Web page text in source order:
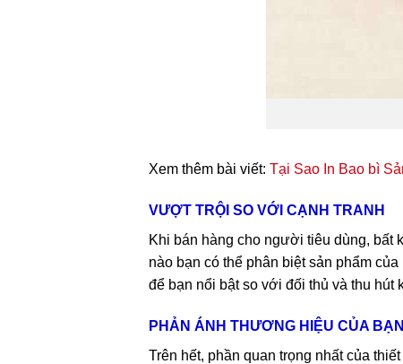
Xem thêm bài viết:Tại Sao In Bao bì
VƯỢT TRỘI SO VỚI CẠNH TRANH
Khi bán hàng cho người tiêu dùng, bất
nào bạn có thể phân biệt sản phẩm
để bạn nổi bật so với đối thủ và thu hút
PHẢN ÁNH THƯƠNG HIỆU CỦA BẠN
Trên hết, phần quan trọng nhất của